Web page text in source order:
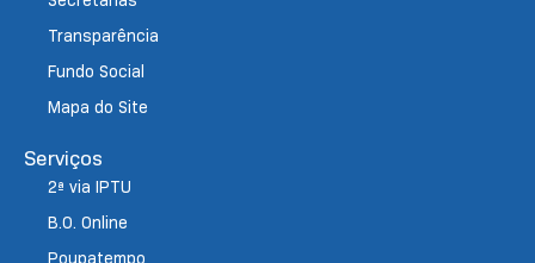
Transparência
Fundo Social
Mapa do Site
Serviços
2ª via IPTU
B.O. Online
Poupatempo